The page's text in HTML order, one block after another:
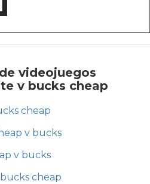
videojuegos
v bucks cheap
cheap
v bucks
v bucks
cheap